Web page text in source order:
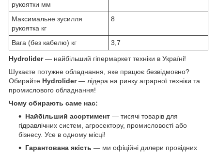
рукоятки мм
Максимальне зусилля
рукоятка кг
8
Вага (без кабелю) кг 3,7
Hydrolider— найбільший гіпермаркет техніки в Україні!
Шукаєте потужне обладнання, яке працює безвідмовно?
Обирайте Hydrolider— лідера на ринку аграрної техніки та
промислового обладнання!
Чому обирають саме нас:
Найбільший асортимент — тисячі товарів для
гідравлічних систем, агросектору, промисловості або
бізнесу. Усе в одному місці!
Гарантована якість — ми офіційні дилери провідних